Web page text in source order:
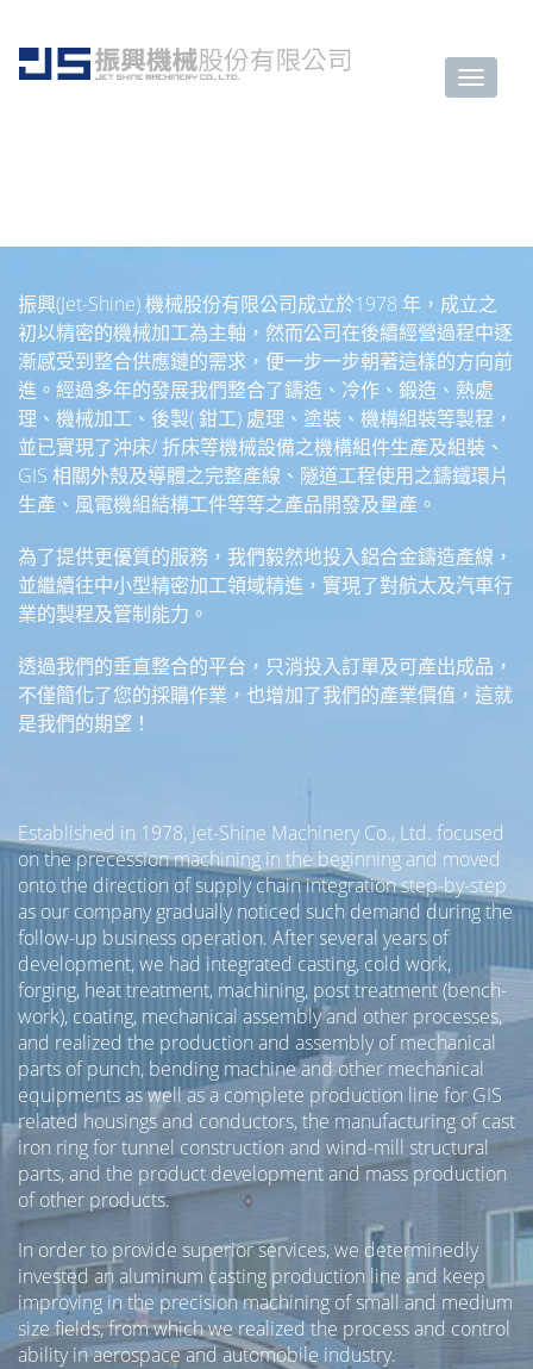
振興(Jet-Shine) 機械股份有限公司成立於1978 年，成立之
初以精密的機械加工為主軸，然而公司在後續經營過程中逐
漸感受到整合供應鏈的需求，便一步一步朝著這樣的方向前
進。經過多年的發展我們整合了鑄造、冷作、鍛造、熱處
理、機械加工、後製( 鉗工) 處理、塗裝、機構組裝等製程，
並已實現了沖床/ 折床等機械設備之機構組件生產及組裝、
GIS 相關外殼及導體之完整產線、隧道工程使用之鑄鐵環片
生產、風電機組結構工件等等之產品開發及量產。
為了提供更優質的服務，我們毅然地投入鋁合金鑄造產線，
並繼續往中小型精密加工領域精進，實現了對航太及汽車行
業的製程及管制能力。
透過我們的垂直整合的平台，只消投入訂單及可產出成品，
不僅簡化了您的採購作業，也增加了我們的產業價值，這就
是我們的期望！
Established in 1978, Jet-Shine Machinery Co., Ltd. focused
on the precession machining in the beginning and moved
onto the direction of supply chain integration step-by-step
as our company gradually noticed such demand during the
follow-up business operation. After several years of
development, we had integrated casting, cold work,
forging, heat treatment, machining, post treatment (bench-
work), coating, mechanical assembly and other processes,
and realized the production and assembly of mechanical
parts of punch, bending machine and other mechanical
equipments as well as a complete production line for GIS
related housings and conductors, the manufacturing of cast
iron ring for tunnel construction and wind-mill structural
parts, and the product development and mass production
of other products.
In order to provide superior services, we determinedly
invested an aluminum casting production line and keep
improving in the precision machining of small and medium
size fields, from which we realized the process and control
ability in aerospace and automobile industry.